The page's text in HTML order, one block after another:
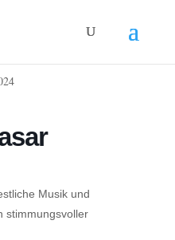
Musik und
stimmungsvoller